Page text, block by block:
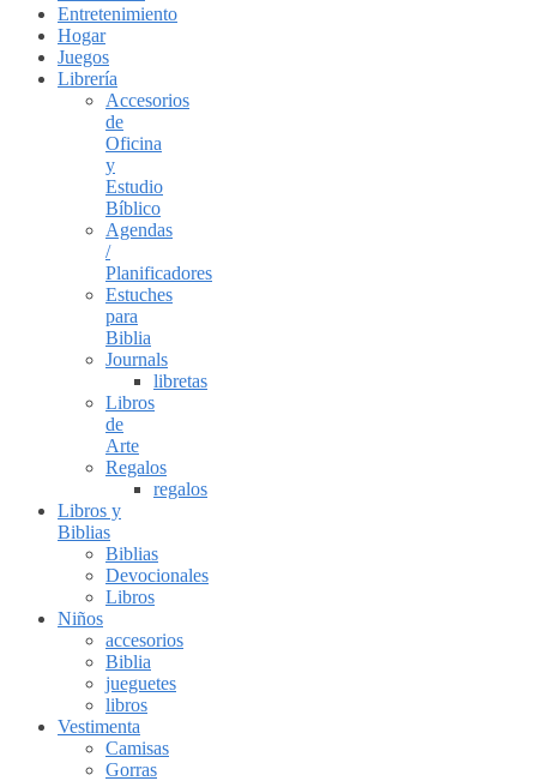
Entretenimiento
Hogar
Juegos
Librería
Accesorios
de
Oficina
y
Estudio
Bíblico
Agendas
/
Planificadores
Estuches
para
Biblia
Journals
libretas
Libros
de
Arte
Regalos
regalos
Libros y
Biblias
Biblias
Devocionales
Libros
Niños
accesorios
Biblia
jueguetes
libros
Vestimenta
Camisas
Gorras